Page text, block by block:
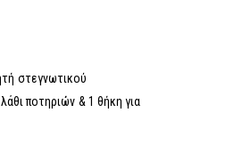
στεγνωτικού
ποτηριών & 1 θήκη για